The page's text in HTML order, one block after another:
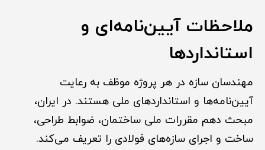
ملاحظات آیین‌نامه‌ای و
استانداردها
مهندسان سازه در هر پروژه موظف به رعایت
آیین‌نامه‌ها و استانداردهای ملی هستند. در ایران،
مبحث دهم مقررات ملی ساختمان، ضوابط طراحی،
ساخت و اجرای سازه‌های فولادی را تعریف می‌کند.